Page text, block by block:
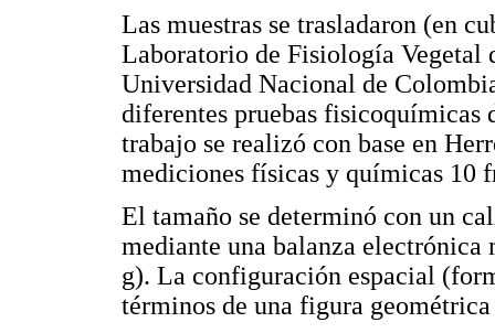
Las muestras se trasladaron (en
Laboratorio de Fisiología Vegetal
Universidad Nacional de
diferentes pruebas
trabajo se realizó con base en
mediciones físicas y químicas 10
El tamaño se determinó con un
mediante una balanza
g). La configuración espacial
términos de una figura